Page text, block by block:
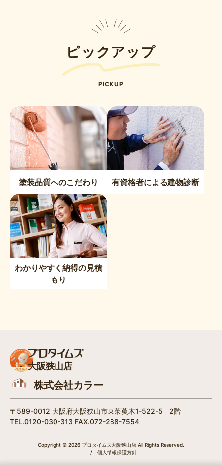
ピックアップ
PICKUP
塗装品質へのこだわり 有資格者による建物診断
わかりやすく納得の見積
もり
大阪狭山店
株式会社カラー
〒589-0012 大阪府大阪狭山市東茱萸木1-522-5 2階
TEL.0120-030-313 FAX.072-288-7554
Copyright © 2026 プロタイムズ大阪狭山店 All Rights Reserved.
/
個人情報保護方針